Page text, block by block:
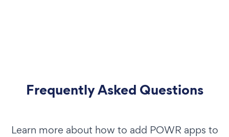
Frequently Asked Questions
Learn more about how to add POWR apps to